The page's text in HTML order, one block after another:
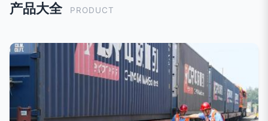
产品大全 PRODUCT